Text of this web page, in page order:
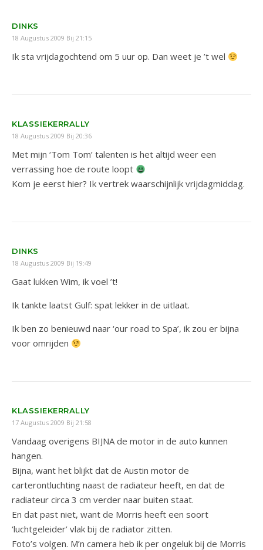
DINKS
18 Augustus 2009 Bij 21:15
Ik sta vrijdagochtend om 5 uur op. Dan weet je ’t wel
KLASSIEKERRALLY
18 Augustus 2009 Bij 20:36
Met mijn ‘Tom Tom’ talenten is het altijd weer een
verrassing hoe de route loopt
Kom je eerst hier? Ik vertrek waarschijnlijk vrijdagmiddag.
DINKS
18 Augustus 2009 Bij 19:49
Gaat lukken Wim, ik voel ’t!
Ik tankte laatst Gulf: spat lekker in de uitlaat.
Ik ben zo benieuwd naar ‘our road to Spa’, ik zou er bijna
voor omrijden
KLASSIEKERRALLY
17 Augustus 2009 Bij 21:58
Vandaag overigens BIJNA de motor in de auto kunnen
hangen.
Bijna, want het blijkt dat de Austin motor de
carterontluchting naast de radiateur heeft, en dat de
radiateur circa 3 cm verder naar buiten staat.
En dat past niet, want de Morris heeft een soort
‘luchtgeleider’ vlak bij de radiator zitten.
Foto’s volgen. M’n camera heb ik per ongeluk bij de Morris